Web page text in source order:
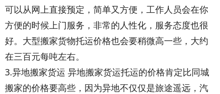
可以从网上直接预定，简单又方便，工作人员会在你
方便的时候上门服务，非常的人性化，服务态度也很
好。大型搬家货物托运价格也会要稍微高一些，大约
在三百元每吨左右。
3.异地搬家货运 异地搬家货运托运的价格肯定比同城
搬家的价格要高些，因为异地不仅仅是旅途遥远，汽